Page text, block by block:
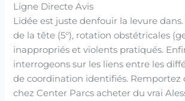
Ligne Directe Avis
Lidée est juste denfouir la levure
de la tête (5°), rotation obstétricales
inappropriés et violents pratiqués.
interrogeons sur les liens entre les
de coordination identifiés. Remportez
chez Center Parcs acheter du vrai